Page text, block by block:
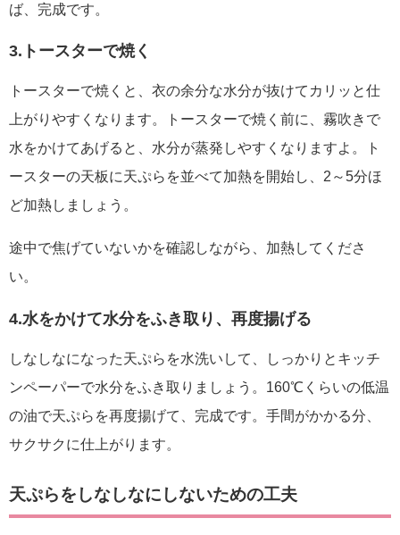
ば、完成です。
3.トースターで焼く
トースターで焼くと、衣の余分な水分が抜けてカリッと仕
上がりやすくなります。トースターで焼く前に、霧吹きで
水をかけてあげると、水分が蒸発しやすくなりますよ。ト
ースターの天板に天ぷらを並べて加熱を開始し、2～5分ほ
ど加熱しましょう。
途中で焦げていないかを確認しながら、加熱してくださ
い。
4.水をかけて水分をふき取り、再度揚げる
しなしなになった天ぷらを水洗いして、しっかりとキッチ
ンペーパーで水分をふき取りましょう。160℃くらいの低温
の油で天ぷらを再度揚げて、完成です。手間がかかる分、
サクサクに仕上がります。
天ぷらをしなしなにしないための工夫